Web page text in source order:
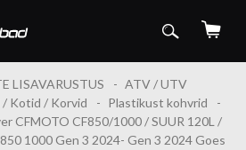
LISAVARUSTUS
ATV / UTV
/ Kotid / Korvid
Plastikust kohvrid
CFMOTO CF850/1000 / SUUR 120L /
1000 Gen 3 2024- Gen 3 2024 Goes